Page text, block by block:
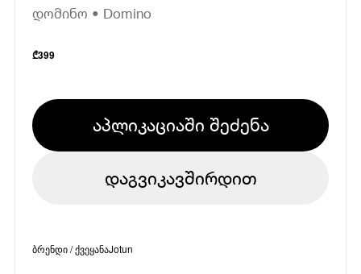
დომინო • Domino
₾399
აპლიკაციაში შეძენა
დაგვიკავშირდით
ბრენდი / ქვეყანაJotun